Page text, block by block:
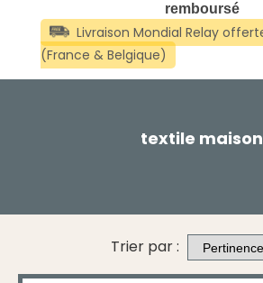
remboursé
textile maison
Trier par :